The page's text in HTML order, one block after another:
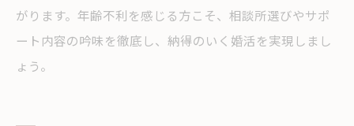
がります。年齢不利を感じる方こそ、相談所選びやサポ
ート内容の吟味を徹底し、納得のいく婚活を実現しまし
ょう。